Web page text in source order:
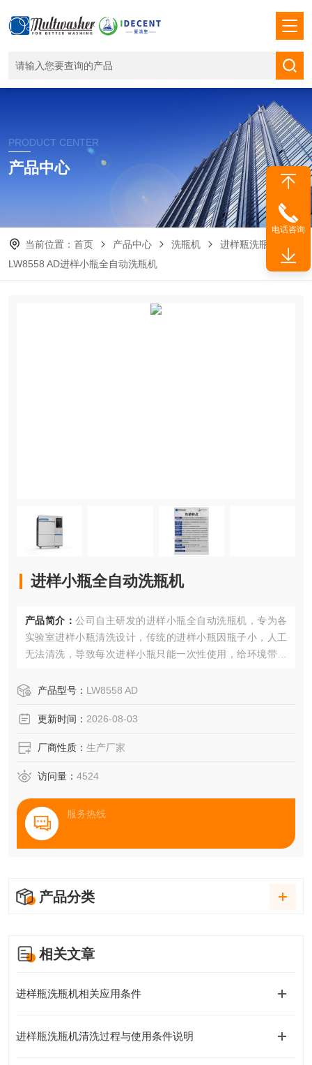
PRODUCT CENTER
产品中心
当前位置： 首页 产品中心 洗瓶机
进样瓶洗瓶机
LW8558 AD进样小瓶全自动洗瓶机
进样小瓶全自动洗瓶机
产品简介： 公司自主研发的进样小瓶全自动洗瓶机，专为各
实验室进样小瓶清洗设计，传统的进样小瓶因瓶子小，人工
无法清洗，导致每次进样小瓶只能一次性使用，给环境带来
产品型号： LW8558 AD
更新时间： 2026-08-03
厂商性质： 生产厂家
访问量： 4524
服务热线
产品分类
相关文章
进样瓶洗瓶机相关应用条件
进样瓶洗瓶机清洗过程与使用条件说明
电话咨询